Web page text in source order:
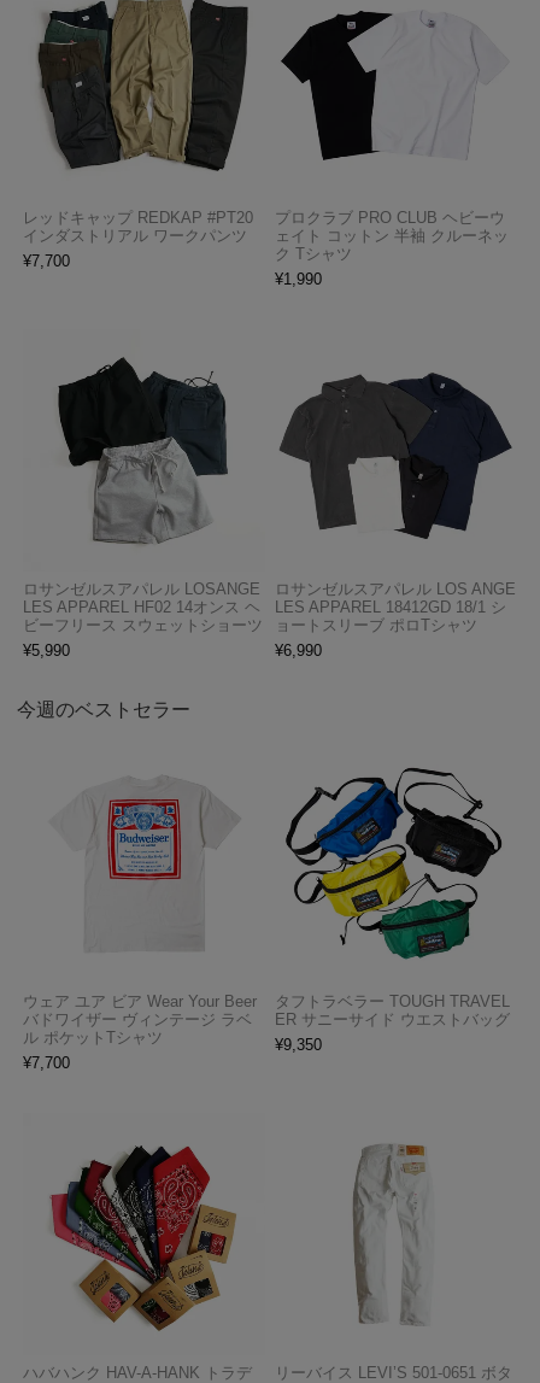
レッドキャップ REDKAP #PT20
インダストリアル ワークパンツ
¥7,700
プロクラブ PRO CLUB ヘビーウ
ェイト コットン 半袖 クルーネッ
ク Tシャツ
¥1,990
ロサンゼルスアパレル LOSANGE
LES APPAREL HF02 14オンス ヘ
ビーフリース スウェットショーツ
¥5,990
ロサンゼルスアパレル LOS ANGE
LES APPAREL 18412GD 18/1 シ
ョートスリーブ ポロTシャツ
¥6,990
今週のベストセラー
ウェア ユア ビア Wear Your Beer
バドワイザー ヴィンテージ ラベ
ル ポケットTシャツ
¥7,700
タフトラベラー TOUGH TRAVEL
ER サニーサイド ウエストバッグ
¥9,350
ハバハンク HAV-A-HANK トラデ
リーバイス LEVI’S 501-0651 ボタ